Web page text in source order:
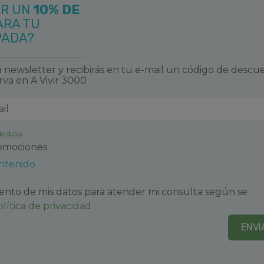
sorprender y divertir al
en torno al mundo de la
Y lo consigue mediante
a la realización de
las 10:00h hasta 1 hora
según temporada.
UN 10% DE
TU
newsletter y recibirás en tu e-mail un código de
en A Vivir 3000
datos
de mis datos para atender mi consulta según se
de privacidad